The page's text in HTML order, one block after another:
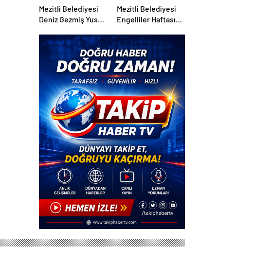
Mezitli Belediyesi
Deniz Gezmiş Yusuf
İnanı andı
Mezitli Belediyesi
Engelliler Haftası
Düzenledi